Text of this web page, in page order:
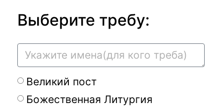
Выберите требу:
Великий пост
Божественная Литургия